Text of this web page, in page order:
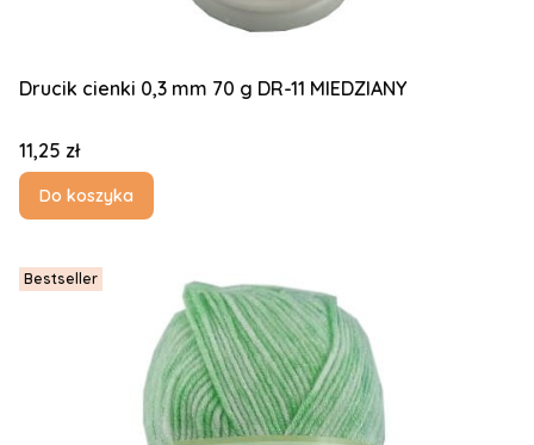
Drucik cienki 0,3 mm 70 g DR-11 MIEDZIANY
Cena
11,25 zł
Do koszyka
Bestseller